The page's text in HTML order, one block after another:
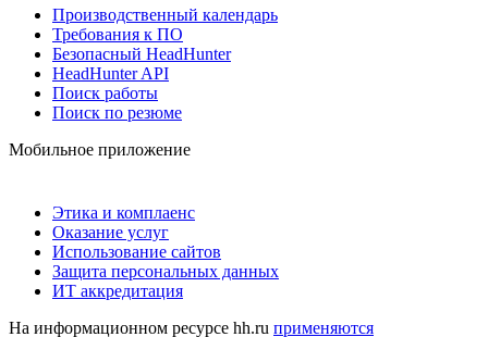
Производственный календарь
Требования к ПО
Безопасный HeadHunter
HeadHunter API
Поиск работы
Поиск по резюме
Мобильное приложение
Этика и комплаенс
Оказание услуг
Использование сайтов
Защита персональных данных
ИТ аккредитация
На информационном ресурсе hh.ru применяются